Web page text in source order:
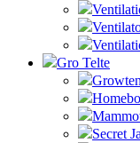
Gro Telte
Secret